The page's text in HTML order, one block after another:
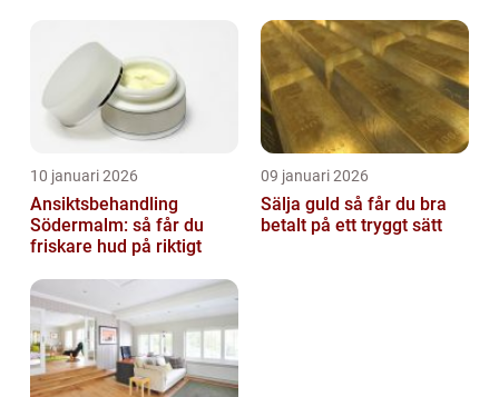
10 januari 2026
Ansiktsbehandling
Södermalm: så får du
friskare hud på riktigt
09 januari 2026
Sälja guld så får du bra
betalt på ett tryggt sätt